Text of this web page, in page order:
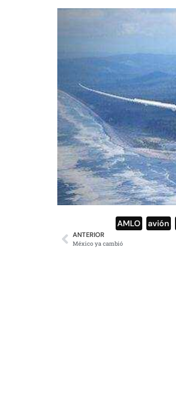
AMLO avión
ANTERIOR
México ya cambió